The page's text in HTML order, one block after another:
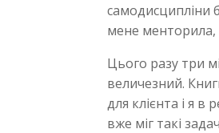
самодисципліни
мене менторила,
Цього разу три
величезний.
для клієнта і я в
вже міг такі